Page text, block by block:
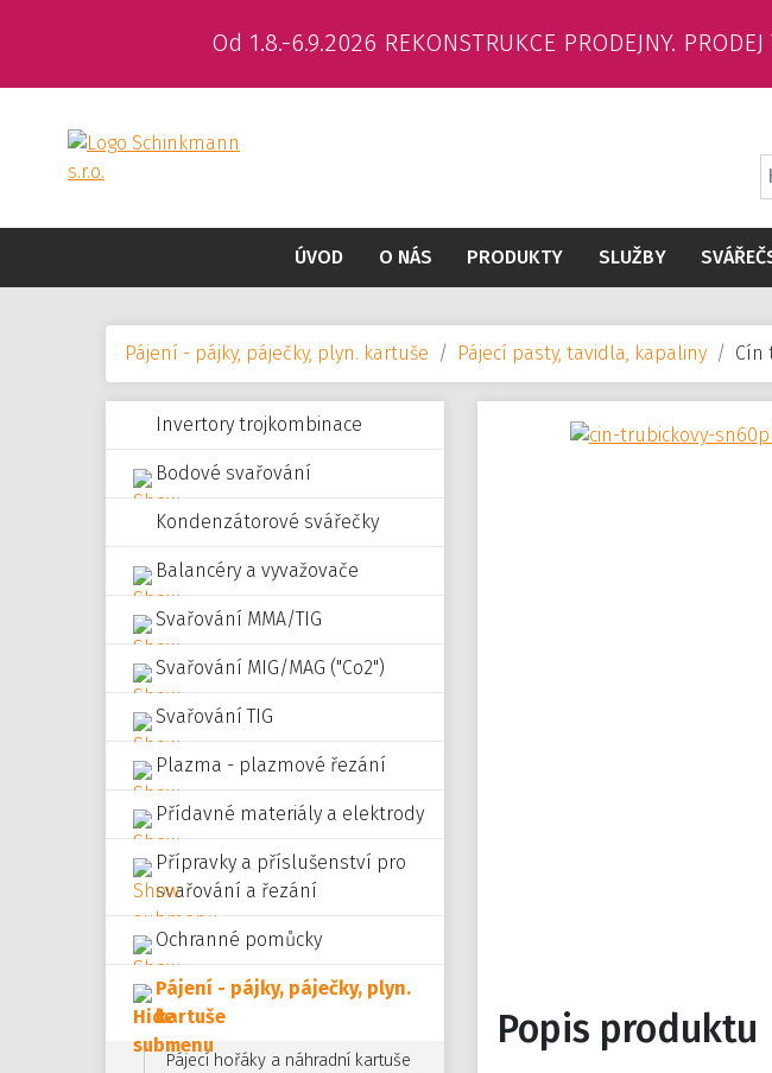
Od 1.8.-6.9.2026 REKONSTRUKCE PRODEJNY.
ÚVOD O NÁS PRODUKTY SLUŽBY
Pájení - pájky, páječky, plyn. kartuše Pájecí pasty, tavidla, kapaliny Cín
Invertory trojkombinace
Bodové svařování
Kondenzátorové svářečky
Balancéry a vyvažovače
Svařování MMA/TIG
Svařování MIG/MAG ("Co2")
Svařování TIG
Plazma - plazmové řezání
Přídavné materiály a elektrody
Přípravky a příslušenství pro
svařování a řezání
Ochranné pomůcky
Pájení - pájky, páječky, plyn.
kartuše
Pájecí hořáky a náhradní kartuše
Popis produktu